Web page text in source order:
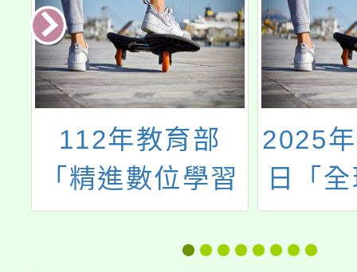
2025年世界人權
日「全球移動與
人權」主題之微
型課程教材包
「財
向上
會」(
會)辦